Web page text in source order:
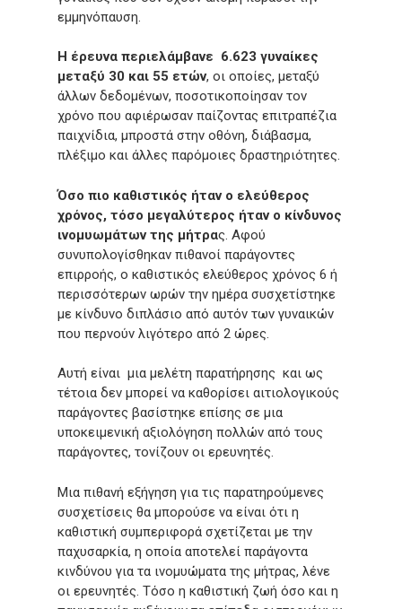
εμμηνόπαυση.
Η έρευνα περιελάμβανε 6.623 γυναίκες
μεταξύ 30 και 55 ετών, οι οποίες, μεταξύ
άλλων δεδομένων, ποσοτικοποίησαν τον
χρόνο που αφιέρωσαν παίζοντας επιτραπέζια
παιχνίδια, μπροστά στην οθόνη, διάβασμα,
πλέξιμο και άλλες παρόμοιες δραστηριότητες.
Όσο πιο καθιστικός ήταν ο ελεύθερος
χρόνος, τόσο μεγαλύτερος ήταν ο κίνδυνος
ινομυωμάτων της μήτρας. Αφού
συνυπολογίσθηκαν πιθανοί παράγοντες
επιρροής, ο καθιστικός ελεύθερος χρόνος 6 ή
περισσότερων ωρών την ημέρα συσχετίστηκε
με κίνδυνο διπλάσιο από αυτόν των γυναικών
που περνούν λιγότερο από 2 ώρες.
Αυτή είναι μια μελέτη παρατήρησης και ως
τέτοια δεν μπορεί να καθορίσει αιτιολογικούς
παράγοντες βασίστηκε επίσης σε μια
υποκειμενική αξιολόγηση πολλών από τους
παράγοντες, τονίζουν οι ερευνητές.
Μια πιθανή εξήγηση για τις παρατηρούμενες
συσχετίσεις θα μπορούσε να είναι ότι η
καθιστική συμπεριφορά σχετίζεται με την
παχυσαρκία, η οποία αποτελεί παράγοντα
κινδύνου για τα ινομυώματα της μήτρας, λένε
οι ερευνητές. Τόσο η καθιστική ζωή όσο και η